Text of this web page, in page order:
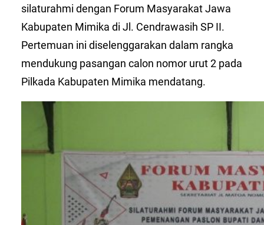
silaturahmi dengan Forum Masyarakat Jawa
Kabupaten Mimika di Jl. Cendrawasih SP II.
Pertemuan ini diselenggarakan dalam rangka
mendukung pasangan calon nomor urut 2 pada
Pilkada Kabupaten Mimika mendatang.